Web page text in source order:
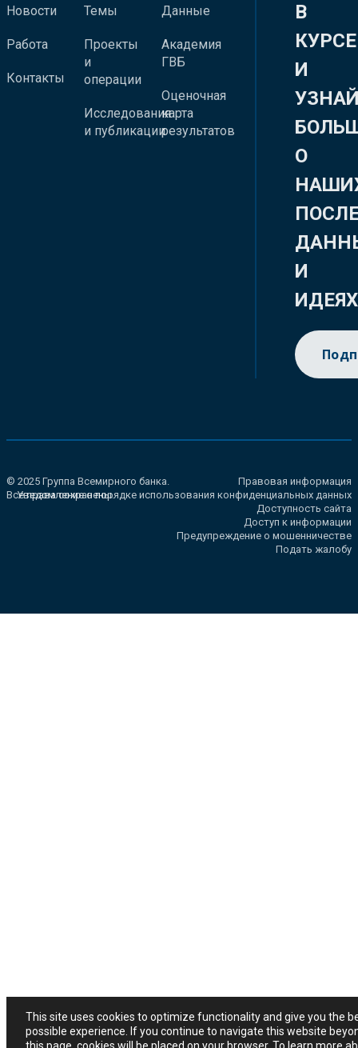
Новости
Работа
Контакты
Темы
Проекты
и
операции
Исследования
и публикации
Данные
Академия
ГВБ
Оценочная
карта
результатов
В
КУРСЕ
И
О
И
ИДЕЯХ
© 2025 Группа Всемирного банка.
Все права сохранены.
Правовая информация
Уведомление о порядке использования конфиденциальных данных
Доступность сайта
Доступ к информации
Предупреждение о мошенничестве
Подать жалобу
This site uses cookies to optimize functionality and give you the
possible experience. If you continue to navigate this website